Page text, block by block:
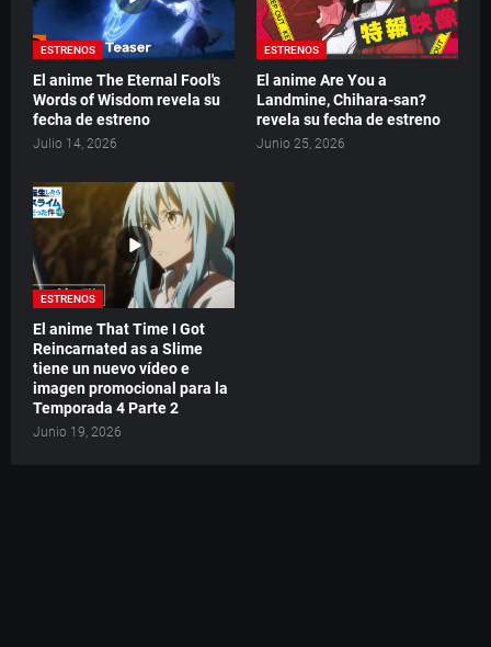
ESTRENOS
El anime The Eternal Fool's
Words of Wisdom revela su
fecha de estreno
Julio 14, 2026
ESTRENOS
El anime Are You a
Landmine, Chihara-san?
revela su fecha de estreno
Junio 25, 2026
ESTRENOS
El anime That Time I Got
Reincarnated as a Slime
tiene un nuevo vídeo e
imagen promocional para la
Temporada 4 Parte 2
Junio 19, 2026